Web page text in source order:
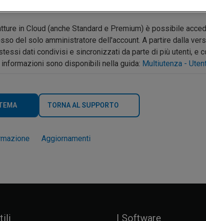
in Cloud (anche Standard e Premium) è possibile
del solo amministratore dell'account. A partire dalla
dati condivisi e sincronizzati da parte di più utenti, e
sono disponibili nella guida: Multiutenza -
TORNA AL SUPPORTO
Aggiornamenti
I Software